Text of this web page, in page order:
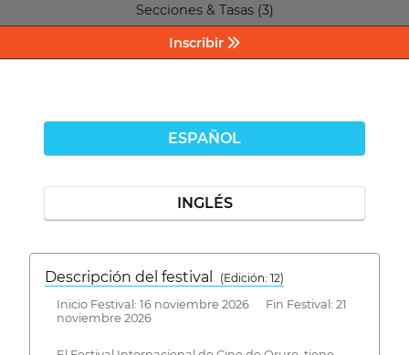
Secciones & Tasas (3)
Inscribir
ESPAÑOL
INGLÉS
Descripción del festival
( Edición: 12)
Inicio Festival: 16 noviembre 2026 Fin Festival: 21
noviembre 2026